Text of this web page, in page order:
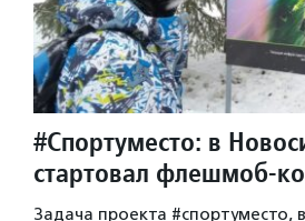
#Спортуместо: в
стартовал флешмоб-
Задача проекта #спортуместо,